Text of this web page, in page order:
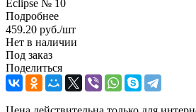
Eclipse № 10
Подробнее
459.20 руб./шт
Нет в наличии
Под заказ
Поделиться